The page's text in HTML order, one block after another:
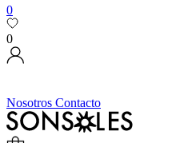
0
0
Nosotros Contacto